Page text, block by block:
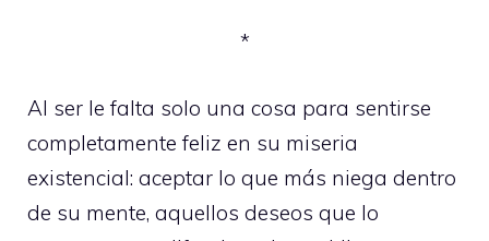
*
Al ser le falta solo una cosa para sentirse
completamente feliz en su miseria
existencial: aceptar lo que más niega dentro
de su mente, aquellos deseos que lo